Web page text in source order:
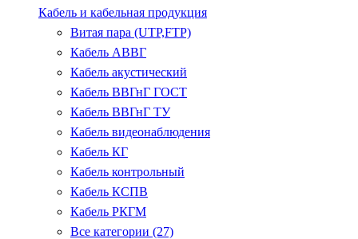
Кабель и кабельная продукция
Витая пара (UTP,FTP)
Кабель АВВГ
Кабель акустический
Кабель ВВГнГ ГОСТ
Кабель ВВГнГ ТУ
Кабель видеонаблюдения
Кабель КГ
Кабель контрольный
Кабель КСПВ
Кабель РКГМ
Все категории (27)